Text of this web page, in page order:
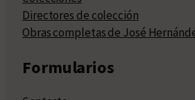
Directores de colección
Obras completas de José
Formularios